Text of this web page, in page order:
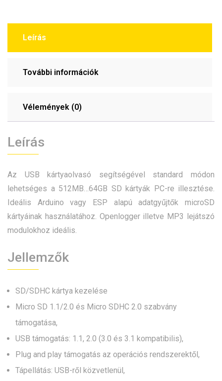
Leírás
További információk
Vélemények (0)
Leírás
Az USB kártyaolvasó segítségével standard módon
lehetséges a 512MB…64GB SD kártyák PC-re illesztése.
Ideális Arduino vagy ESP alapú adatgyűjtők microSD
kártyáinak használatához. Openlogger illetve MP3 lejátszó
modulokhoz ideális.
Jellemzők
SD/SDHC kártya kezelése
Micro SD 1.1/2.0 és Micro SDHC 2.0 szabvány
támogatása,
USB támogatás: 1.1, 2.0 (3.0 és 3.1 kompatibilis),
Plug and play támogatás az operációs rendszerektől,
Tápellátás: USB-ről közvetlenül,